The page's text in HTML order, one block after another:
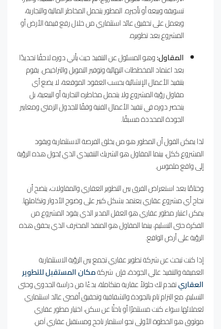
تسويقه وبيعه أو تأجيره. المطور يتحمل المخاطر المالية والتجارية،
ويعمل على تحقيق عائد استثماري من خلال رفع قيمة الأرض أو
المشروع بعد تطويره.
المقاول:وهو المسئول عن التنفيذ حيث يأتي دوره لاحقًا تحديدًا
بعد اعتماد المخططات النهائية وتوفير التمويل والتراخيص. يقوم
بتنفيذ الأعمال الإنشائية بحسب العقود الموقعة، لا يضع أي
مقاول رؤية المشروع ولا يتحمل مخاطره التجارية أو البيعية، بل
ينحصر دوره في تنفيذ الأعمال الفنية وفقًا للجدول الزمني ومعايير
الجودة المحددة مسبقًا.
لذا يمكن القول أن المطور هو من يخلق الفرصة الاستثمارية ويقود
المشروع ككل، بينما المقاول هو الشريك التنفيذي الذي يُحول هذه الرؤية
إلى واقع ملموس.
وختامًا بعد استعراض الفرق بين التطوير العقاري والمقاولات، يتضح أن
نجاح أي مشروع عقاري يعتمد بشكل كبير على وضوح الأدوار وتكاملها.
يمكن اعتبار مطور عقاري هو العقل المدبر الذي يقود المشروع من
الفكرة حتى التسليم، بينما المقاول هو المنفذ المحترف الذي يحقق هذه
الرؤية على أرض الواقع.
إذا كنت تبحث عن شركة تطوير عقاري تجمع بين الرؤية الاستثمارية
العميقة والتنفيذ عالي الجودة، فإن شركةمكان المستقبل للتطوير
العقاريتقدم لك حلولاً عقارية متكاملة، بدءًا من دراسة الجدوى وحتى
التسليم، مع التزام تام بالجودة والشفافية وتحقيق أقصى عائد استثماري
لعملائها.سواء كنت مستثمرًا أو باحثًا عن سكن، اختيار مطور عقاري
موثوق هو الخطوة الأولى نحو استثمار ناجح ومستقبل عقاري آمن.